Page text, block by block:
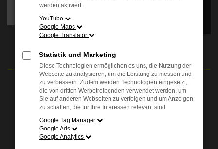
ÖFFNUNGSZEITEN
Verkauf:
Mo. - Fr.: 08.00 - 18.00 Uhr
Sa.: 09.00 - 13.00 Uhr
Service:
Mo. - Fr.: 07.00 - 18.00 Uhr
Sa.: 09.00 - 13.00 Uhr
werden aktiviert.
YouTube
Google Maps
Google Translator
Statistik und Marketing
Diese Technologien ermöglichen es uns, die Nutzung der
Webseite zu analysieren, um die Leistung zu messen und
zu verbessern. Zudem werden Technologien eingesetzt,
die von dritten Werbetreibenden verwendet werden, um
Sie auf anderen Webseiten zu verfolgen und um Anzeigen
zu schalten, die für Ihre Interessen relevant sind.
Google Tag Manager
Google Ads
Google Analytics